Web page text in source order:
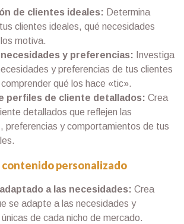
de clientes ideales: Determina
clientes ideales, qué necesidades
motiva.
y preferencias: Investiga
y preferencias de tus clientes
qué los hace «tic».
perfiles de cliente detallados: Crea
detallados que reflejen las
preferencias y comportamientos de tus
contenido personalizado
a las necesidades: Crea
se adapte a las necesidades y
de cada nicho de mercado.